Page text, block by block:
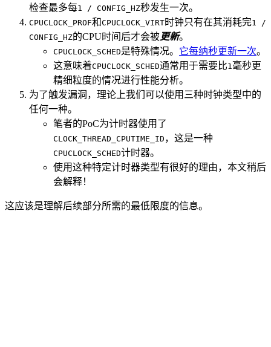
检查最多每1 / CONFIG_HZ秒发生一次。
CPUCLOCK_PROF和CPUCLOCK_VIRT时钟只有在其消耗完1 /
CONFIG_HZ的CPU时间后才会被更新。
CPUCLOCK_SCHED是特殊情况。 它每纳秒更新一次。
这意味着CPUCLOCK_SCHED通常用于需要比1 毫秒更
精细粒度的情况进行性能分析。
为了触发漏洞，理论上我们可以使用三种时钟类型中的
任何一种。
笔者的PoC为计时器使用了
CLOCK_THREAD_CPUTIME_ID ，这是一种
CPUCLOCK_SCHED计时器。
使用这种特定计时器类型有很好的理由，本文稍后
会解释！
这应该是理解后续部分所需的最低限度的信息。